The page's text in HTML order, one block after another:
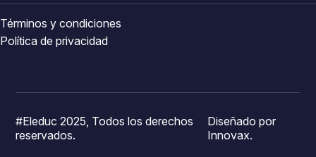
Términos y condiciones
Política de privacidad
#Eleduc 2025, Todos los derechos
reservados.
Diseñado por
Innovax.